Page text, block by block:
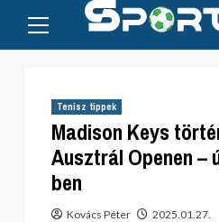
content
Menu
Tenisz tippek
Madison Keys
Ausztrál Openen –
ben
Kovács Péter 2025.01.27.